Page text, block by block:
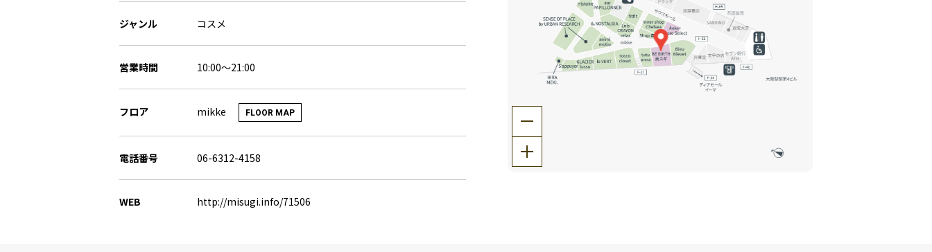
ジャンル コスメ
営業時間 10:00～21:00
フロア mikke FLOOR MAP
電話番号 06-6312-4158
WEB http://misugi.info/71506